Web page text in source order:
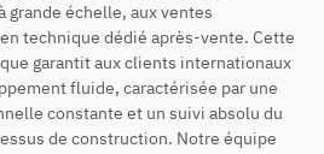
grande échelle, aux ventes
technique dédié après-vente. Cette
garantit aux clients internationaux
fluide, caractérisée par une
constante et un suivi absolu du
de construction. Notre équipe